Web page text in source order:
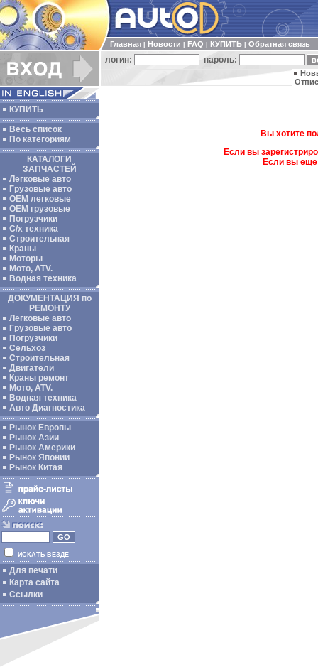
Главная Новости FAQ КУПИТЬ Обратная связь
логин: пароль:
КУПИТЬ
Весь список
По категориям
КАТАЛОГИ
ЗАПЧАСТЕЙ
Легковые авто
Грузовые авто
ОЕМ легковые
OEM грузовые
Погрузчики
С/х техника
Строительная
Краны
Моторы
Мото, ATV.
Водная техника
ДОКУМЕНТАЦИЯ по
РЕМОНТУ
Легковые авто
Грузовые авто
Погрузчики
Сельхоз
Строительная
Двигатели
Краны ремонт
Мото, ATV.
Водная техника
Авто Диагностика
Рынок Европы
Рынок Азии
Рынок Америки
Рынок Японии
Рынок Китая
ИСКАТЬ ВЕЗДЕ
Для печати
Карта сайта
Ссылки
Вы хотите
Если вы
Если вы еще